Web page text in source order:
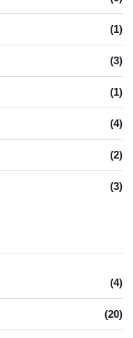
(1)
(3)
(1)
(4)
(2)
(3)
(4)
(20)